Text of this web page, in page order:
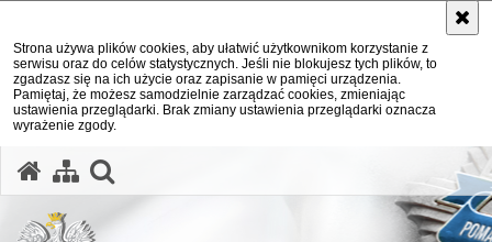
Strona używa plików cookies, aby ułatwić użytkownikom korzystanie z
serwisu oraz do celów statystycznych. Jeśli nie blokujesz tych plików, to
zgadzasz się na ich użycie oraz zapisanie w pamięci urządzenia.
Pamiętaj, że możesz samodzielnie zarządzać cookies, zmieniając
ustawienia przeglądarki. Brak zmiany ustawienia przeglądarki oznacza
wyrażenie zgody.